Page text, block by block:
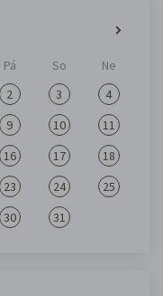
Pá So
Ne
2 3
4
9 10
11
16 17
18
23 24
25
30 31